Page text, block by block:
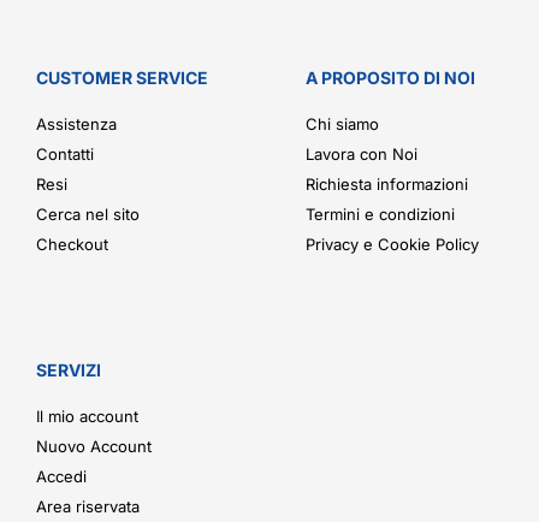
CUSTOMER SERVICE
Assistenza
Contatti
Resi
Cerca nel sito
Checkout
A PROPOSITO DI NOI
Chi siamo
Lavora con Noi
Richiesta informazioni
Termini e condizioni
Privacy e Cookie Policy
SERVIZI
Il mio account
Nuovo Account
Accedi
Area riservata